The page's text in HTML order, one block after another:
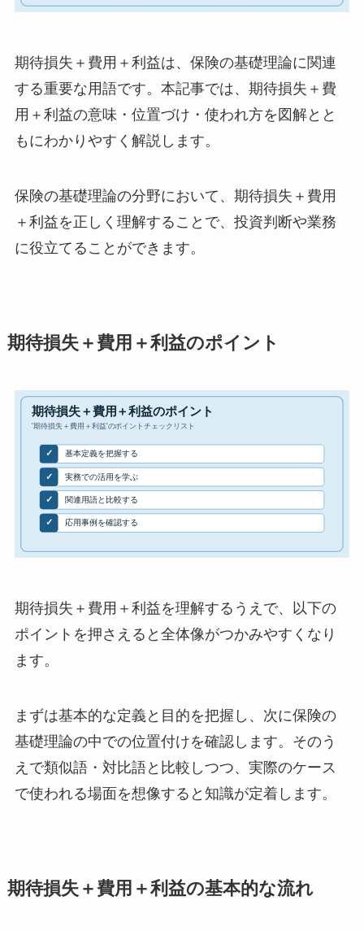
期待損失＋費用＋利益は、保険の基礎理論に関連
する重要な用語です。本記事では、期待損失＋費
用＋利益の意味・位置づけ・使われ方を図解とと
もにわかりやすく解説します。
保険の基礎理論の分野において、期待損失＋費用
＋利益を正しく理解することで、投資判断や業務
に役立てることができます。
期待損失＋費用＋利益のポイント
期待損失＋費用＋利益を理解するうえで、以下の
ポイントを押さえると全体像がつかみやすくなり
ます。
まずは基本的な定義と目的を把握し、次に保険の
基礎理論の中での位置付けを確認します。そのう
えで類似語・対比語と比較しつつ、実際のケース
で使われる場面を想像すると知識が定着します。
期待損失＋費用＋利益の基本的な流れ